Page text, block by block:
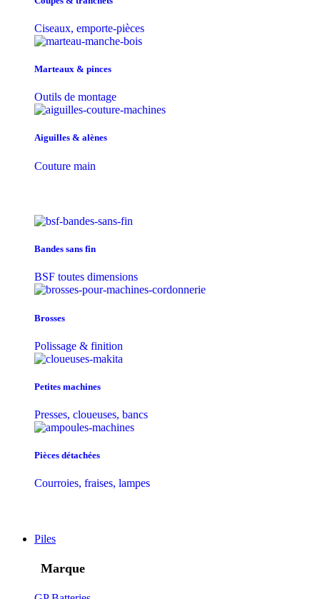
Ciseaux, emporte-pièces
Marteaux & pinces
Outils de montage
Aiguilles & alènes
Couture main
Bandes sans fin
BSF toutes dimensions
Brosses
Polissage & finition
Petites machines
Presses, cloueuses, bancs
Pièces détachées
Courroies, fraises, lampes
Piles
Marque